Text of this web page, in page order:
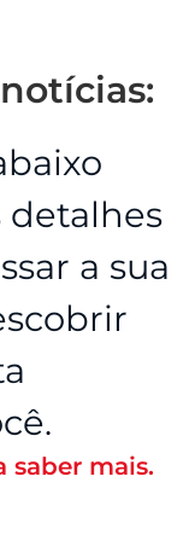
detalhes
a sua
saber mais.